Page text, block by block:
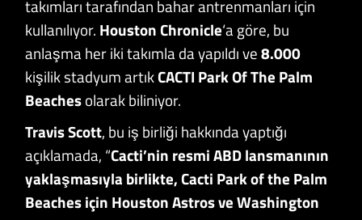
takımları tarafından bahar antrenmanları için
kullanılıyor. Houston Chronicle‘a göre, bu
anlaşma her iki takımla da yapıldı ve8.000
kişilik stadyum artıkCACTI Park Of The Palm
Beachesolarak biliniyor.
Travis Scott, bu iş birliği hakkında yaptığı
açıklamada, “Cacti’nin resmi ABD lansmanının
yaklaşmasıyla birlikte, Cacti Park of the Palm
Beaches için Houston Astros ve Washington